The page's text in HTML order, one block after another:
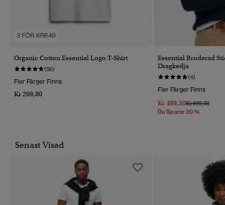
3 FÖR KR649
Organic Cotton Essential Logo T-Shirt
(56)
Fler Färger Finns
Kr 299,00
Essential Broderad
Dragkedja
(4)
Fler Färger Finns
Kr 489,30Pris Reducerat
Kr 699,00Till
Du Sparar 30 %
Senast Visad